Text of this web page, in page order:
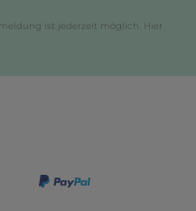
ist jederzeit möglich. Hier